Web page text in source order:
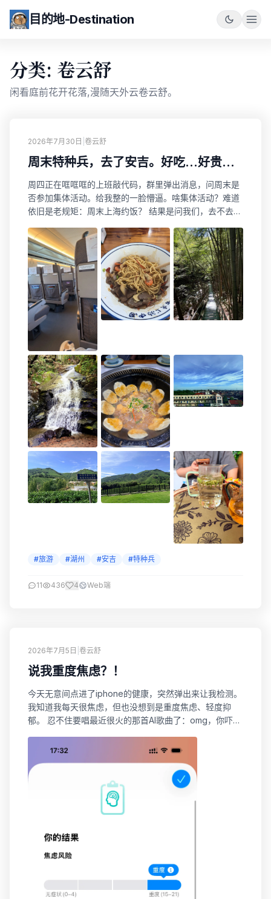
目的地-Destination
分类: 卷云舒
闲看庭前花开花落,漫随天外云卷云舒。
2026年7月30日 卷云舒
周末特种兵，去了安吉。好吃...好贵...
周四正在哐哐哐的上班敲代码，群里弹出消息，问周末是
否参加集体活动。给我整的一脸懵逼。啥集体活动？难道
依旧是老规矩：周末上海约饭？ 结果是问我们，去不去安
一边骂骂咧咧，一遍打字，“好的，我去”。 由于无锡无法
直达安吉，隔了个太湖，只能上海中转一次，再到安吉。
朋友直接在上海走，定好时间，准备出发。 中午到达安
吉，人贼多，旅游的、学生放假的，密密麻麻的...
#旅游 #湖州 #安吉 #特种兵
11 436 4 Web端
2026年7月5日 卷云舒
说我重度焦虑？！
今天无意间点进了iphone的健康，突然弹出来让我检测。
我知道我每天很焦虑，但也没想到是重度焦虑、轻度抑
郁。 忍不住要唱最近很火的那首AI歌曲了：omg，你吓到